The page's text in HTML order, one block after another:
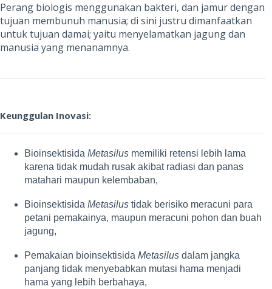
Perang biologis menggunakan bakteri, dan jamur dengan
tujuan membunuh manusia; di sini justru dimanfaatkan
untuk tujuan damai; yaitu menyelamatkan jagung dan
manusia yang menanamnya.
Keunggulan Inovasi:
Bioinsektisida Metasilus memiliki retensi lebih lama
karena tidak mudah rusak akibat radiasi dan panas
matahari maupun kelembaban,
Bioinsektisida Metasilus tidak berisiko meracuni para
petani pemakainya, maupun meracuni pohon dan buah
jagung,
Pemakaian bioinsektisida Metasilus dalam jangka
panjang tidak menyebabkan mutasi hama menjadi
hama yang lebih berbahaya,